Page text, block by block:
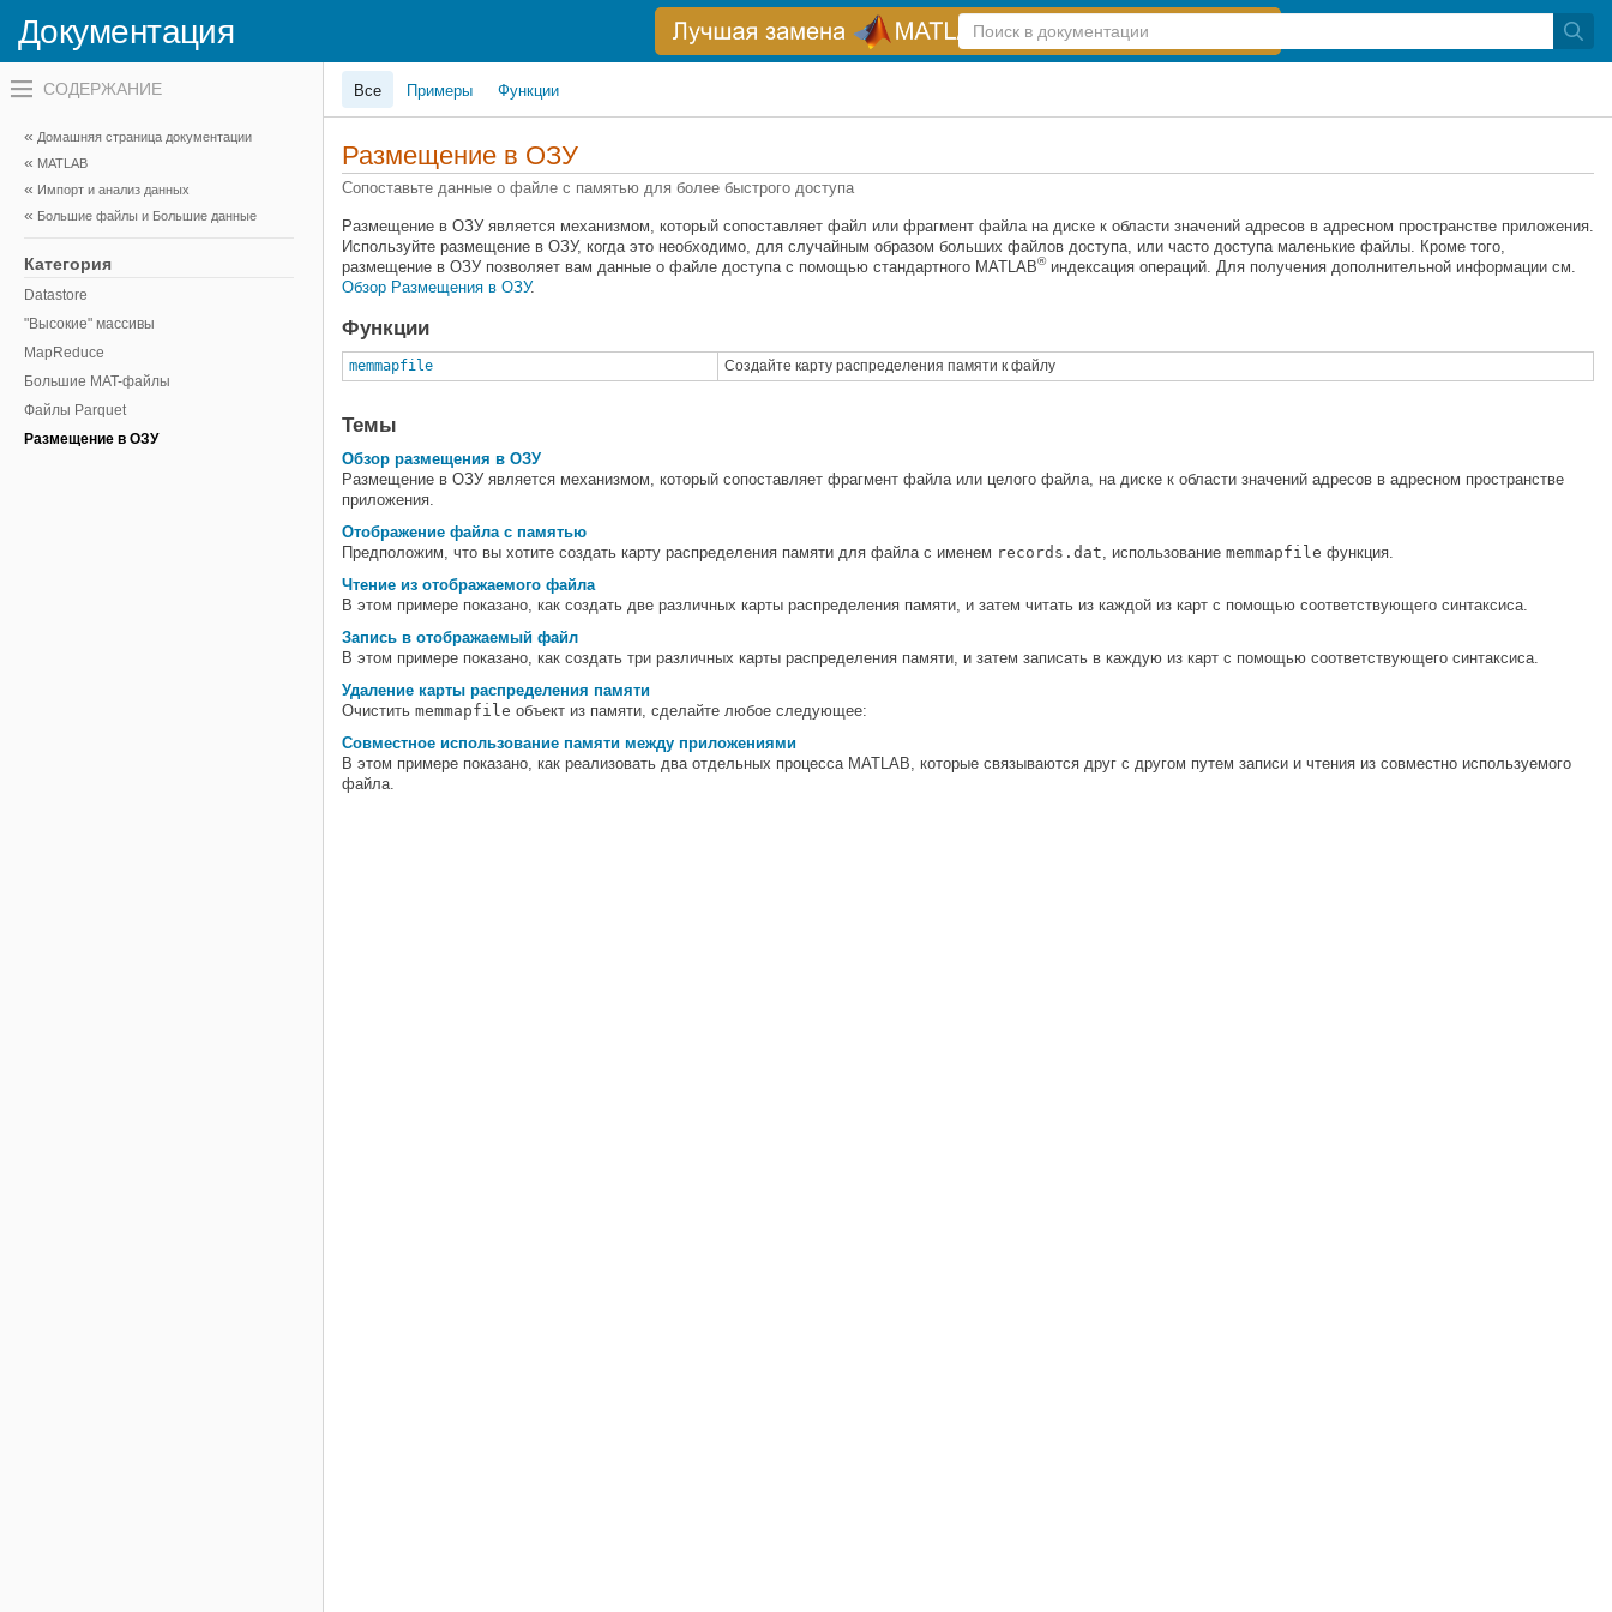
Документация
Справка
по
Переключатель
навигационного
вне
холста
переключатель
навигационного
вне
Домашняя страница документации
MATLAB
Импорт и анализ данных
Большие файлы и Большие данные
Категория
Datastore
"Высокие" массивы
MapReduce
Большие MAT-файлы
Файлы Parquet
Размещение в ОЗУ
Все Примеры Функции
Размещение в ОЗУ
Сопоставьте данные о файле с памятью для более быстрого доступа
Размещение в ОЗУ является механизмом, который сопоставляет файл или фрагмент файла на диске к области значений адресов в адресном пространстве приложения.
Используйте размещение в ОЗУ, когда это необходимо, для случайным образом больших файлов доступа, или часто доступа маленькие файлы. Кроме того,
размещение в ОЗУ позволяет вам данные о файле доступа с помощью стандартного MATLAB®индексация операций. Для получения дополнительной информации см.
Обзор Размещения в ОЗУ.
Функции
memmapfile Создайте карту распределения памяти к файлу
Темы
Обзор размещения в ОЗУ
Размещение в ОЗУ является механизмом, который сопоставляет фрагмент файла или целого файла, на диске к области значений адресов в адресном пространстве
приложения.
Отображение файла с памятью
Предположим, что вы хотите создать карту распределения памяти для файла с именем records.dat, использование memmapfile функция.
Чтение из отображаемого файла
В этом примере показано, как создать две различных карты распределения памяти, и затем читать из каждой из карт с помощью соответствующего синтаксиса.
Запись в отображаемый файл
В этом примере показано, как создать три различных карты распределения памяти, и затем записать в каждую из карт с помощью соответствующего синтаксиса.
Удаление карты распределения памяти
Очистить memmapfile объект из памяти, сделайте любое следующее:
Совместное использование памяти между приложениями
В этом примере показано, как реализовать два отдельных процесса MATLAB, которые связываются друг с другом путем записи и чтения из совместно используемого
файла.